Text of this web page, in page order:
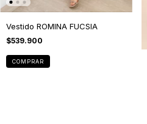
Vestido ROMINA FUCSIA
$539.900
COMPRAR